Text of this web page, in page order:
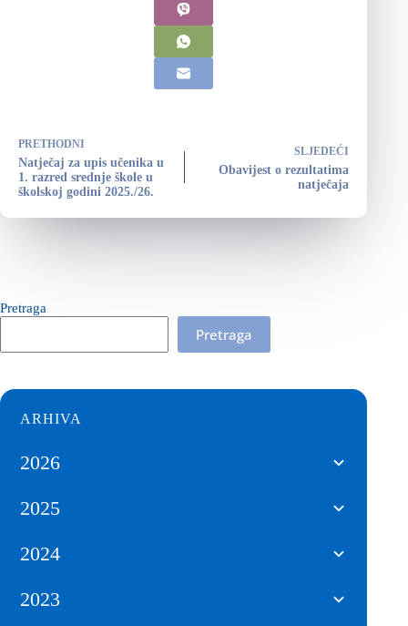
PRETHODNI
Natječaj za upis učenika u
1. razred srednje škole u
školskoj godini 2025./26.
SLJEDEĆI
Obavijest o rezultatima
natječaja
Pretraga
Pretraga
ARHIVA
2026
2025
2024
2023